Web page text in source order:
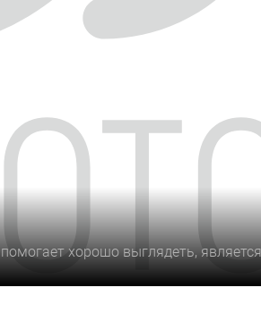
хорошо выглядеть,